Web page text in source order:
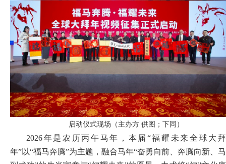
启动仪式现场（主办方 供图；下同）
2026年是 农历丙午马年，本届 “福耀未来全球大拜
年”以“福马奔腾”为主题，融合马年“奋勇向前、奔腾向新、马